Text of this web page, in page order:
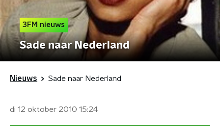
3FM nieuws
Sade naar Nederland
Nieuws Sade naar Nederland
di 12 oktober 2010 15:24